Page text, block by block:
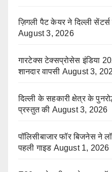
ज़िगली पैट केयर ने दिल्ली
August 3, 2026
गारटेक्स टेक्सप्रोसेस इंडिया
शानदार वापसी August 3,
दिल्ली के सहकारी क्षेत्र के
प्रस्तुत की August 3, 2026
पॉलिसीबाजार फॉर बिजनेस ने
पहली गाइड August 1, 2026